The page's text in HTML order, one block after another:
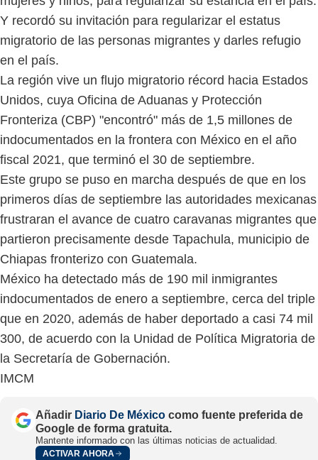
Y recordó su invitación para regularizar el estatus
migratorio de las personas migrantes y darles refugio
en el país.
La región vive un flujo migratorio récord hacia Estados
Unidos, cuya Oficina de Aduanas y Protección
Fronteriza (CBP) "encontró" más de 1,5 millones de
indocumentados en la frontera con México en el año
fiscal 2021, que terminó el 30 de septiembre.
Este grupo se puso en marcha después de que en los
primeros días de septiembre las autoridades mexicanas
frustraran el avance de cuatro caravanas migrantes que
partieron precisamente desde Tapachula, municipio de
Chiapas fronterizo con Guatemala.
México ha detectado más de 190 mil inmigrantes
indocumentados de enero a septiembre, cerca del triple
que en 2020, además de haber deportado a casi 74 mil
300, de acuerdo con la Unidad de Política Migratoria de
la Secretaría de Gobernación.
IMCM
Añadir Diario De México como fuente preferida de
Google de forma gratuita.
Mantente informado con las últimas noticias de actualidad.
ACTIVAR AHORA